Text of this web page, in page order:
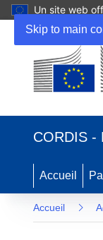
Skip to main
Un site web
une
fenêtre)
CORDIS -
Accueil
Accueil